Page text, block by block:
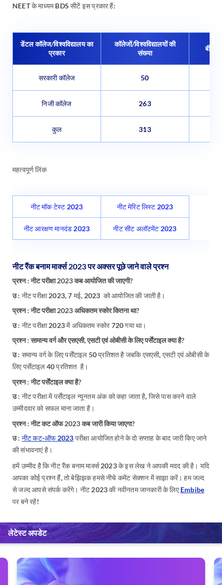
NEET के माध्यम BDS सीटें इस प्रकार हैं:
डेंटल कॉलेज/विश्वविद्यालय का
प्रकार
कॉलेजों/विश्वविद्यालयों की
संख्या
सरकारी कॉलेज 50
निजी कॉलेज 263
कुल 313
महत्वपूर्ण लिंक
नीट मॉक टेस्ट 2023 नीट मेरिट लिस्ट 2023
नीट आरक्षण मानदंड 2023 नीट सीट अलॉटमेंट 2023
नीट रैंक बनाम मार्क्स 2023 पर अक्सर पूछे जाने वाले प्रश्न
प्रश्न : नीट परीक्षा 2023 कब आयोजित की जाएगी?
उ : नीट परीक्षा 2023, 7 मई, 2023 को आयोजित की जाती है।
प्रश्न : नीट परीक्षा 2023 अधिकतम स्कोर कितना था?
उ : नीट परीक्षा 2023 में अधिकतम स्कोर 720 गया था।
प्रश्न : सामान्य वर्ग और एसएसी, एसटी एवं ओबीसी के लिए पर्सेंटाइल क्या है?
उ : समान्य वर्ग के लिए पर्सेंटाइल 50 प्रतिशत है जबकि एसएसी, एसटी एवं ओबीसी के
लिए पर्सेटाइल 40 प्रतिशत है।
प्रश्न : नीट पर्सेंटाइल क्या है?
उ : नीट परीक्षा में पर्सेंटाइल न्यूनतम अंक को कहा जाता है, जिसे पास करने वाले
उम्मीदवार को सफल माना जाता है।
प्रश्न : नीट कट ऑफ 2023 कब जारी किया जाएगा?
उ : नीट कट-ऑफ 2023 परीक्षा आयोजित होने के दो सप्ताह के बाद जारी किए जाने
की संभावनाएं है।
हमें उम्मीद है कि नीट रैंक बनाम मार्क्स 2023 के इस लेख ने आपकी मदद की है। यदि
आपका कोई प्रश्न हैं, तो बेझिझक हमसे नीचे कमेंट सेक्शन में साझा करें। हम जल्द
से जल्द आपसे संपर्क करेंगे। नीट 2023 की नवीनतम जानकारी के लिए Embibe
पर बने रहें!
लेटेस्ट अपडेट